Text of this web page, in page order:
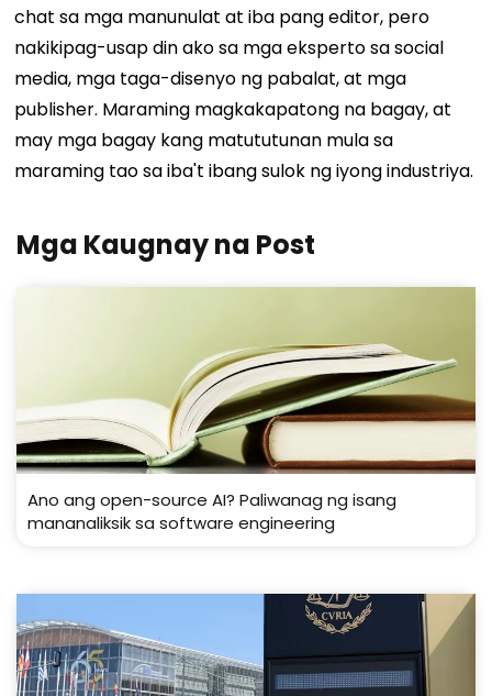
chat sa mga manunulat at iba pang editor, pero
nakikipag-usap din ako sa mga eksperto sa social
media, mga taga-disenyo ng pabalat, at mga
publisher. Maraming magkakapatong na bagay, at
may mga bagay kang matututunan mula sa
maraming tao sa iba't ibang sulok ng iyong industriya.
Mga Kaugnay na Post
Ano ang open-source AI? Paliwanag ng isang
mananaliksik sa software engineering